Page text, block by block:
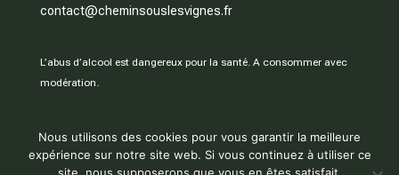
contact@cheminsouslesvignes.fr
L’abus d’alcool est dangereux pour la santé. A consommer avec
modération.
© Une réalisation dePierre Close|Mentions légales|
Nous utilisons des cookies pour vous garantir la meilleure
expérience sur notre site web. Si vous continuez à utiliser ce